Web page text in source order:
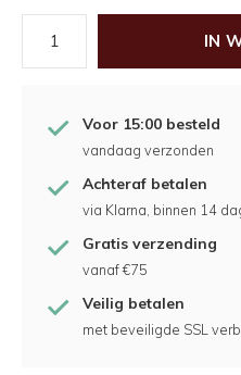
IN
Voor 15:00 besteld
vandaag verzonden
Achteraf betalen
via Klarna, binnen 14
Gratis verzending
vanaf €75
Veilig betalen
met beveiligde SSL